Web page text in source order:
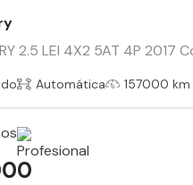
2.5 LEI 4X2 5AT 4P
Automática 157000 km